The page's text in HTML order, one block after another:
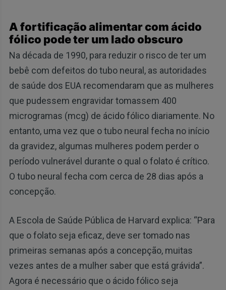
A fortificação alimentar com ácido
fólico pode ter um lado obscuro
Na década de 1990, para reduzir o risco de ter um
bebê com defeitos do tubo neural, as autoridades
de saúde dos EUA recomendaram que as mulheres
que pudessem engravidar tomassem 400
microgramas (mcg) de ácido fólico diariamente. No
entanto, uma vez que o tubo neural fecha no início
da gravidez, algumas mulheres podem perder o
período vulnerável durante o qual o folato é crítico.
O tubo neural fecha com cerca de 28 dias após a
concepção.
A Escola de Saúde Pública de Harvard explica: “Para
que o folato seja eficaz, deve ser tomado nas
primeiras semanas após a concepção, muitas
vezes antes de a mulher saber que está grávida”.
Agora é necessário que o ácido fólico seja